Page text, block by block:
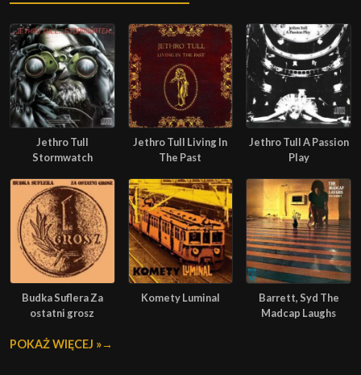
Jethro Tull
Stormwatch
Jethro Tull Living In
The Past
Jethro Tull A Passion
Play
Budka Suflera Za
ostatni grosz
Komety Luminal
Barrett, Syd The
Madcap Laughs
POKAŻ WIĘCEJ »